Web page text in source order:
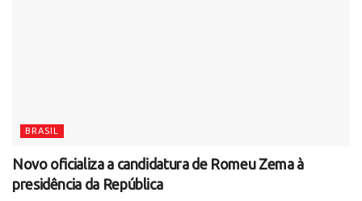
BRASIL
Novo oficializa a candidatura de Romeu Zema à
presidência da República